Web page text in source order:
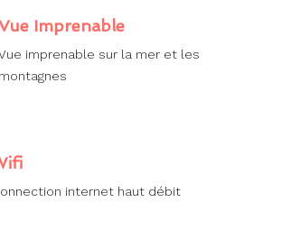
Imprenable
imprenable sur la mer et les
montagnes
internet haut débit